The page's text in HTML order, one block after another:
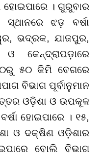
ହୋଇପାରେ । ଗୁରୁବାର
ଝଡ଼ ବର୍ଷା
ଭଦ୍ରକ, ଯାଜପୁର,
କେନ୍ଦ୍ରାପଡ଼ାରେ
୫୦ କିମି ବେଗରେ
ବିଭାଗ ପୂର୍ବାନୁମାନ
ଓଡ଼ିଶା ଓ ଉପକୂଳ
ହୋଇପାରେ । ୧୫,
ଓ ଦକ୍ଷିଣ ଓଡ଼ିଶାର
ବୋଲି ବିଭାଗ